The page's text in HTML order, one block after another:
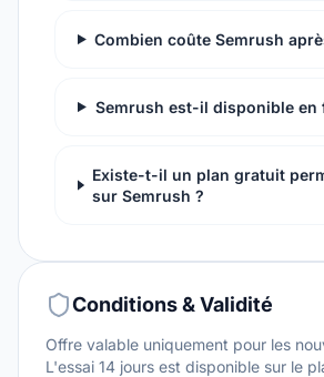
Combien coûte Semrush
Semrush est-il disponible en
Existe-t-il un plan gratuit
sur Semrush ?
Conditions & Validité
Offre valable uniquement pour les
L'essai 14 jours est disponible sur le